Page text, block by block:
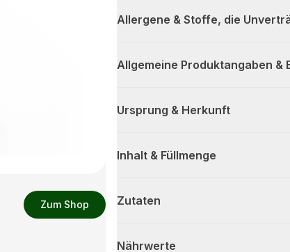
Zum Shop
Allergene & Stoffe, die
Allgemeine Produktangaben &
Ursprung & Herkunft
Inhalt & Füllmenge
Zutaten
Nährwerte